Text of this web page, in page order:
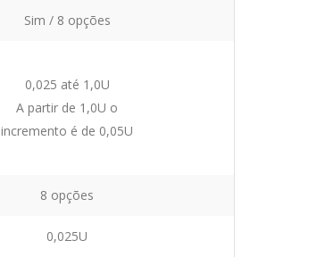
Sim / 8 opções
0,025 até 1,0U
A partir de 1,0U o
incremento é de 0,05U
8 opções
0,025U